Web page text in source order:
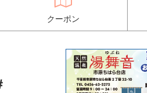
クーポン